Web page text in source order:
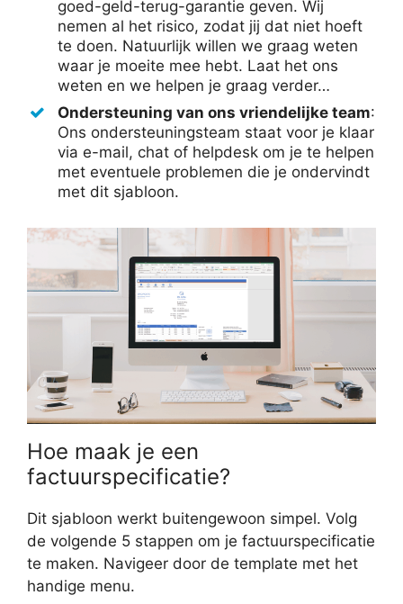
goed-geld-terug-garantie geven. Wij
nemen al het risico, zodat jij dat niet hoeft
te doen. Natuurlijk willen we graag weten
waar je moeite mee hebt. Laat het ons
weten en we helpen je graag verder…
Ondersteuning van ons vriendelijke team:
Ons ondersteuningsteam staat voor je klaar
via e-mail, chat of helpdesk om je te helpen
met eventuele problemen die je ondervindt
met dit sjabloon.
Hoe maak je een
factuurspecificatie?
Dit sjabloon werkt buitengewoon simpel. Volg
de volgende 5 stappen om je factuurspecificatie
te maken. Navigeer door de template met het
handige menu.